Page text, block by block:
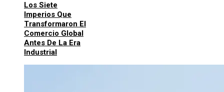
Los Siete
Imperios Que
Transformaron El
Comercio Global
Antes De La Era
Industrial